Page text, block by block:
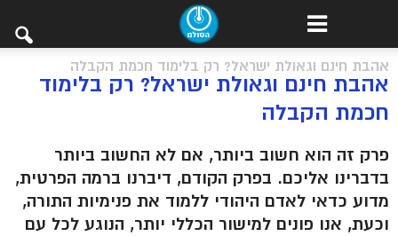
אהבת חינם וגאולת ישראל? רק בלימוד חכמת הקבלה
אהבת חינם וגאולת ישראל? רק בלימוד
חכמת הקבלה
פרק זה הוא חשוב ביותר, אם לא החשוב ביותר
בדברינו אליכם. בפרק הקודם, דיברנו ברמה הפרטית,
מדוע כדאי לאדם היהודי ללמוד את פנימיות התורה,
וכעת, אנו פונים למישור הכללי יותר, הנוגע לכל עם